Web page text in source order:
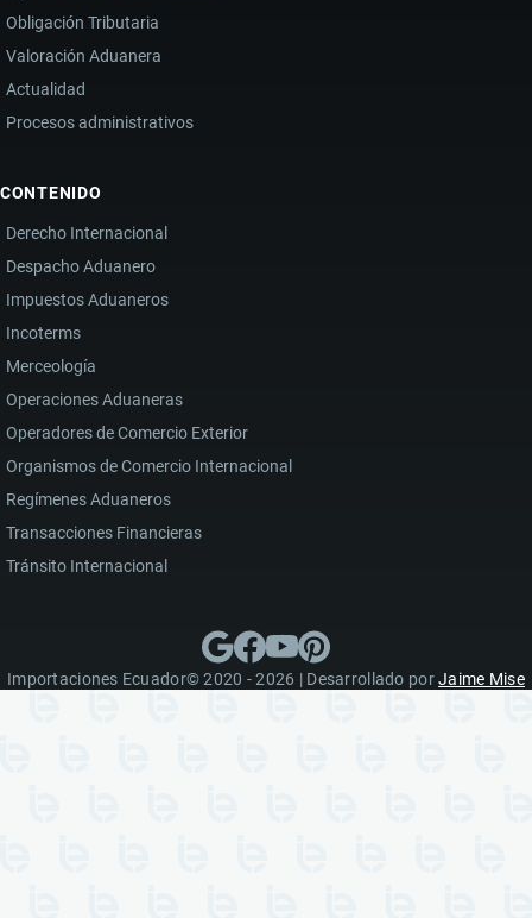
Obligación Tributaria
Valoración Aduanera
Actualidad
Procesos administrativos
CONTENIDO
Derecho Internacional
Despacho Aduanero
Impuestos Aduaneros
Incoterms
Merceología
Operaciones Aduaneras
Operadores de Comercio Exterior
Organismos de Comercio Internacional
Regímenes Aduaneros
Transacciones Financieras
Tránsito Internacional
Importaciones Ecuador© 2020 - 2026 | Desarrollado porJaime Mise